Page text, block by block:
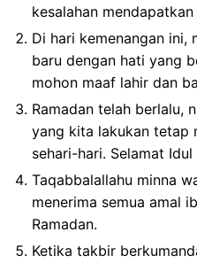
kesalahan
Di hari kemenangan ini,
baru dengan hati yang
mohon maaf lahir dan
Ramadan telah berlalu,
yang kita lakukan tetap
sehari-hari. Selamat Idul
Taqabbalallahu minna
menerima semua amal
Ramadan.
Ketika takbir